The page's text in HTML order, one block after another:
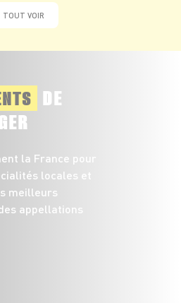
TOUT VOIR
DE
la France pour
locales et
meilleurs
appellations